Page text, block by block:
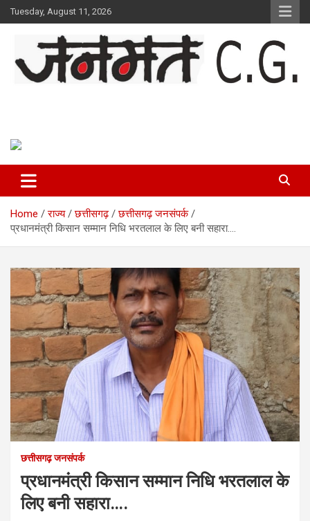
Skip
to
Tuesday, August 11, 2026
Home राज्य छत्तीसगढ़
छत्तीसगढ़ जनसंपर्क
प्रधानमंत्री किसान सम्मान निधि भरतलाल के लिए बनी सहारा….
छत्तीसगढ़ जनसंपर्क
प्रधानमंत्री किसान सम्मान निधि भरतलाल के
लिए बनी सहारा….